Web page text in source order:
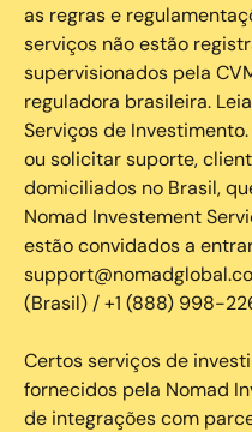
as regras e
serviços não estão
supervisionados pela
reguladora brasileira.
Serviços de
ou solicitar suporte,
domiciliados no Brasil,
Nomad Investement
estão convidados a
(Brasil) / +1 (888) 998-
Certos serviços de
fornecidos pela Nomad
de integrações com